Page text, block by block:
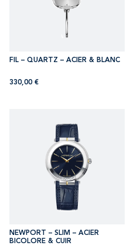
FIL – QUARTZ – ACIER & BLANC
330,00 €
NEWPORT – SLIM – ACIER
BICOLORE & CUIR